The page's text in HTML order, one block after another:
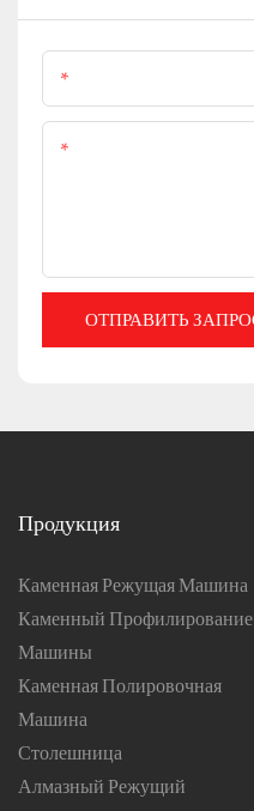
ОТПРАВИТЬ
Продукция
Каменная Режущая Машина
Каменный Профилирование
Машины
Каменная Полировочная
Машина
Столешница
Алмазный Режущий